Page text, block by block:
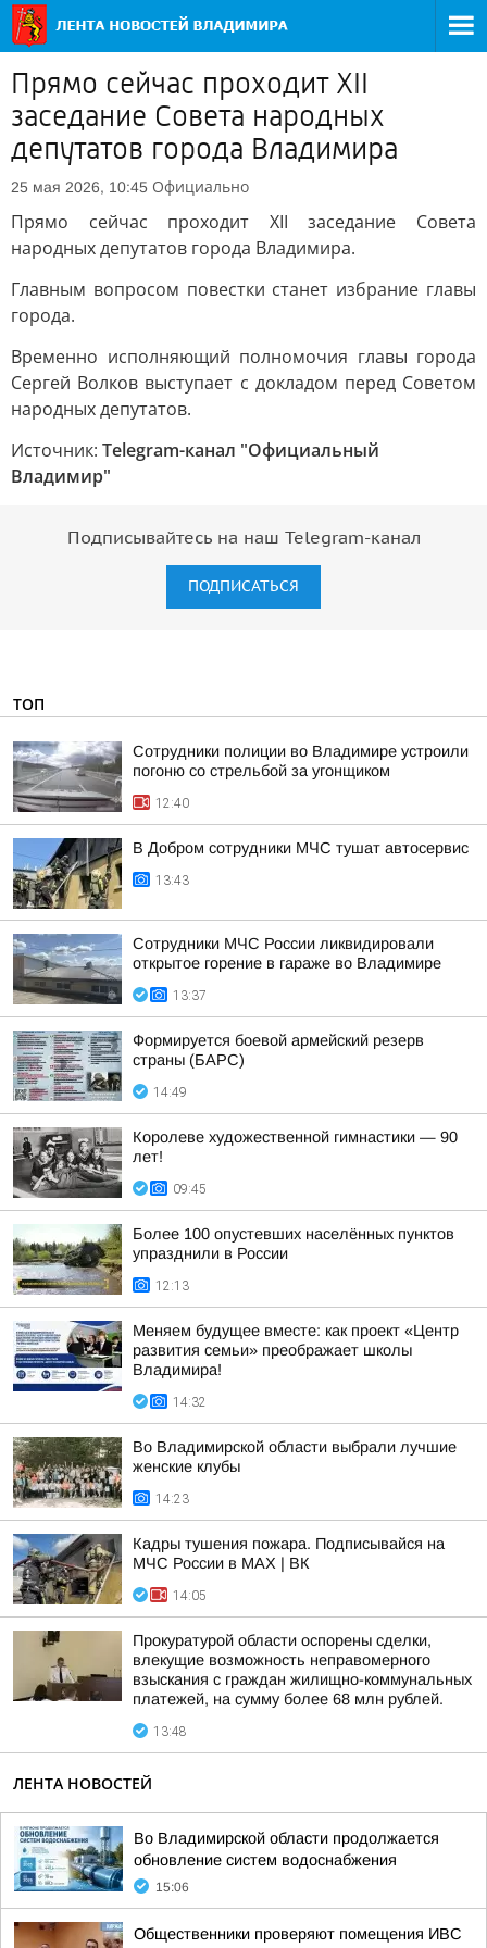
Прямо сейчас проходит XII
заседание Совета народных
депутатов города Владимира
25 мая 2026, 10:45 Официально
Прямо сейчас проходит XII заседание Совета
народных депутатов города Владимира.
Главным вопросом повестки станет избрание главы
города.
Временно исполняющий полномочия главы города
Сергей Волков выступает с докладом перед Советом
народных депутатов.
Источник: Telegram-канал "Официальный
Владимир"
Подписывайтесь на наш Telegram-канал
ПОДПИСАТЬСЯ
ТОП
Сотрудники полиции во Владимире устроили
погоню со стрельбой за угонщиком
12:40
В Добром сотрудники МЧС тушат автосервис
13:43
Сотрудники МЧС России ликвидировали
открытое горение в гараже во Владимире
13:37
Формируется боевой армейский резерв
страны (БАРС)
14:49
Королеве художественной гимнастики — 90
лет!
09:45
Более 100 опустевших населённых пунктов
упразднили в России
12:13
Меняем будущее вместе: как проект «Центр
развития семьи» преображает школы
Владимира!
14:32
Во Владимирской области выбрали лучшие
женские клубы
14:23
Кадры тушения пожара. Подписывайся на
МЧС России в MAX | ВК
14:05
Прокуратурой области оспорены сделки,
влекущие возможность неправомерного
взыскания с граждан жилищно-коммунальных
платежей, на сумму более 68 млн рублей.
13:48
ЛЕНТА НОВОСТЕЙ
Во Владимирской области продолжается
обновление систем водоснабжения
15:06
Общественники проверяют помещения ИВС